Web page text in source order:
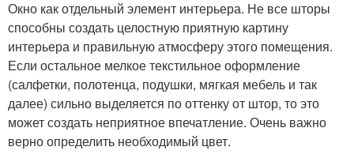
Окно как отдельный элемент интерьера. Не все шторы
способны создать целостную приятную картину
интерьера и правильную атмосферу этого помещения.
Если остальное мелкое текстильное оформление
(салфетки, полотенца, подушки, мягкая мебель и так
далее) сильно выделяется по оттенку от штор, то это
может создать неприятное впечатление. Очень важно
верно определить необходимый цвет.